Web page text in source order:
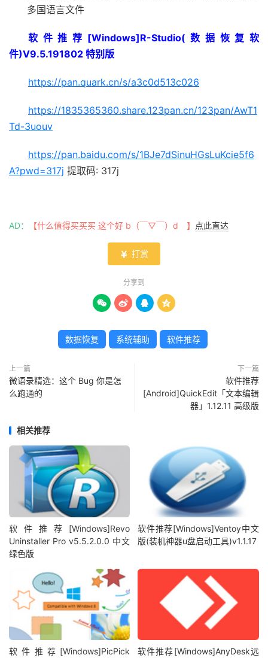
多国语言文件
软件推荐[Windows]R-Studio(数据恢复软
件)V9.5.191802 特别版
https://pan.quark.cn/s/a3c0d513c026
https://1835365360.share.123pan.cn/123pan/AwT1
Td-3uouv
https://pan.baidu.com/s/1BJe7dSinuHGsLuKcie5f6
A?pwd=317j 提取码: 317j
AD： 【什么值得买买买 这个好 b（￣▽￣）d 】 点此直达
 打赏
分享到
   
数据恢复 系统辅助 软件推荐
上一篇
微语录精选：这个 Bug 你是怎
么跑通的
下一篇
软件推荐
[Android]QuickEdit「文本编辑
器」1.12.11 高级版
相关推荐
软件推荐[Windows]Revo
Uninstaller Pro v5.5.2.0.0 中文
绿色版
软件推荐[Windows]Ventoy中文
版(装机神器u盘启动工具)v1.1.17
软件推荐[Windows]PicPick
软件推荐[Windows]AnyDesk远